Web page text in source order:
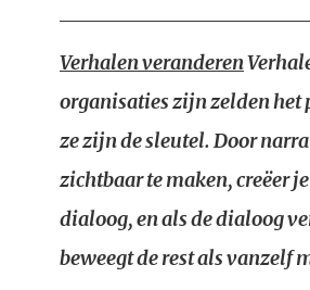
Verhalen veranderen
organisaties zijn zelden
ze zijn de sleutel. Door
zichtbaar te maken, creëer
dialoog, en als de dialoog
beweegt de rest als vanzelf